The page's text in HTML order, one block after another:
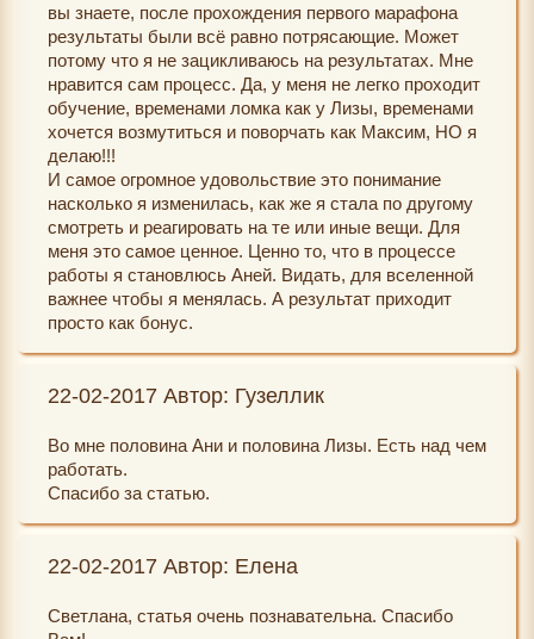
вы знаете, после прохождения первого марафона
результаты были всё равно потрясающие. Может
потому что я не зацикливаюсь на результатах. Мне
нравится сам процесс. Да, у меня не легко проходит
обучение, временами ломка как у Лизы, временами
хочется возмутиться и поворчать как Максим, НО я
делаю!!!
И самое огромное удовольствие это понимание
насколько я изменилась, как же я стала по другому
смотреть и реагировать на те или иные вещи. Для
меня это самое ценное. Ценно то, что в процессе
работы я становлюсь Аней. Видать, для вселенной
важнее чтобы я менялась. А результат приходит
просто как бонус.
22-02-2017 Автор: Гузеллик
Во мне половина Ани и половина Лизы. Есть над чем
работать.
Спасибо за статью.
22-02-2017 Автор: Елена
Светлана, статья очень познавательна. Спасибо